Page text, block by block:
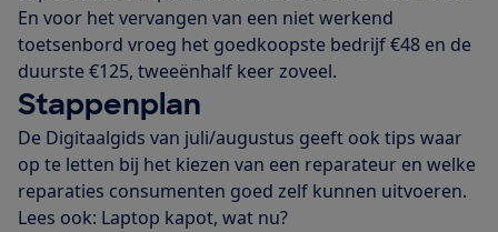
En voor het vervangen van een niet werkend
toetsenbord vroeg het goedkoopste bedrijf €48 en de
duurste €125, tweeënhalf keer zoveel.
Stappenplan
De Digitaalgids van juli/augustus geeft ook tips waar
op te letten bij het kiezen van een reparateur en welke
reparaties consumenten goed zelf kunnen uitvoeren.
Lees ook: Laptop kapot, wat nu?